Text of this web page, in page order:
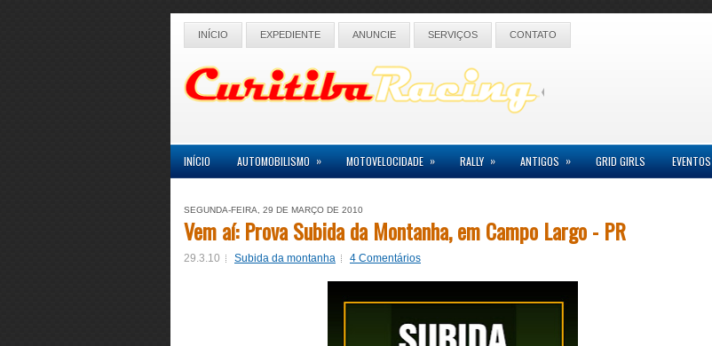
INÍCIO EXPEDIENTE ANUNCIE SERVIÇOS CONTATO
INÍCIO AUTOMOBILISMO » MOTOVELOCIDADE » RALLY » ANTIGOS » GRID GIRLS EVENTOS
SEGUNDA-FEIRA, 29 DE MARÇO DE 2010
Vem aí: Prova Subida da Montanha, em Campo Largo - PR
29.3.10 Subida da montanha 4 Comentários